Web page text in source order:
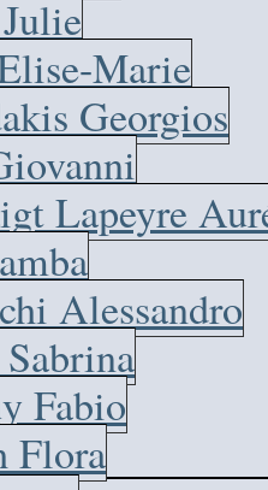
Marie
Georgios
Lapeyre
Alessandro
Fabio
Flora